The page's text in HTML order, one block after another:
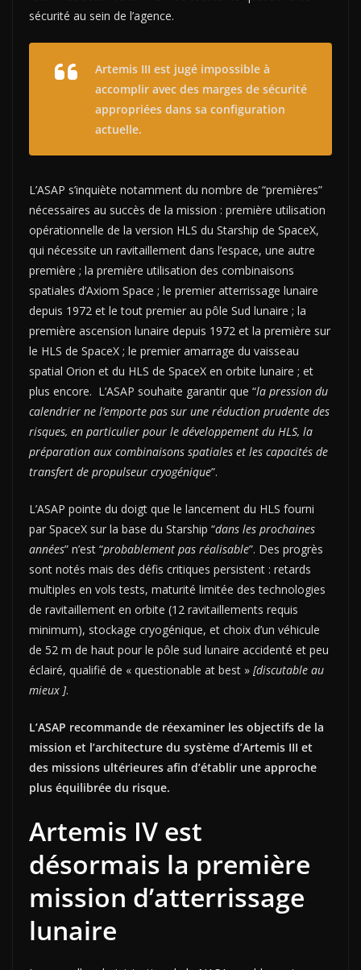
sécurité au sein de l’agence.
Artemis III est jugé impossible à
accomplir avec des marges de sécurité
appropriées dans sa configuration
actuelle.
L’ASAP s’inquiète notamment du nombre de “premières”
nécessaires au succès de la mission : première utilisation
opérationnelle de la version HLS du Starship de SpaceX,
qui nécessite un ravitaillement dans l’espace, une autre
première ; la première utilisation des combinaisons
spatiales d’Axiom Space ; le premier atterrissage lunaire
depuis 1972 et le tout premier au pôle Sud lunaire ; la
première ascension lunaire depuis 1972 et la première sur
le HLS de SpaceX ; le premier amarrage du vaisseau
spatial Orion et du HLS de SpaceX en orbite lunaire ; et
plus encore. L’ASAP souhaite garantir que “la pression du
calendrier ne l’emporte pas sur une réduction prudente des
risques, en particulier pour le développement du HLS, la
préparation aux combinaisons spatiales et les capacités de
transfert de propulseur cryogénique”.
L’ASAP pointe du doigt que le lancement du HLS fourni
par SpaceX sur la base du Starship “dans les prochaines
années” n’est “probablement pas réalisable”. Des progrès
sont notés mais des défis critiques persistent : retards
multiples en vols tests, maturité limitée des technologies
de ravitaillement en orbite (12 ravitaillements requis
minimum), stockage cryogénique, et choix d’un véhicule
de 52 m de haut pour le pôle sud lunaire accidenté et peu
éclairé, qualifié de « questionable at best » [discutable au
mieux ].
L’ASAP recommande de réexaminer les objectifs de la
mission et l’architecture du système d’Artemis III et
des missions ultérieures afin d’établir une approche
plus équilibrée du risque.
Artemis IV est
désormais la première
mission d’atterrissage
lunaire